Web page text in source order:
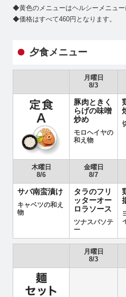
◆黄色のメニューはヘルシーメニュー
◆価格はすべて460円となります。
夕食メニュー
月曜日
8/3
豚肉ときく
らげの味噌
炒め
モロヘイヤの
和え物
木曜日
8/6
金曜日
8/7
サバ南蛮漬け
キャベツの和え
物
タラのフリ
ッターオー
ロラソース
ツナスパソテ
ー
月曜日
8/3